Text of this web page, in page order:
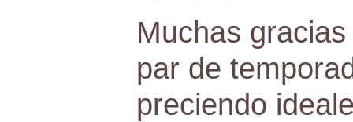
Muchas
par de
preciendo